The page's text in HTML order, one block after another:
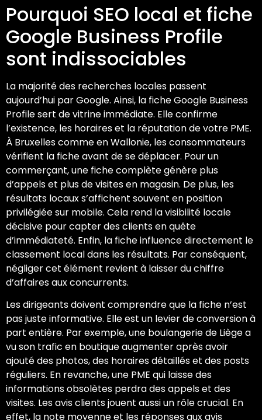
Pourquoi SEO local et fiche
Google Business Profile
sont indissociables
La majorité des recherches locales passent
aujourd’hui par Google. Ainsi, la fiche Google Business
Profile sert de vitrine immédiate. Elle confirme
l’existence, les horaires et la réputation de votre PME.
À Bruxelles comme en Wallonie, les consommateurs
vérifient la fiche avant de se déplacer. Pour un
commerçant, une fiche complète génère plus
d’appels et plus de visites en magasin. De plus, les
résultats locaux s’affichent souvent en position
privilégiée sur mobile. Cela rend la visibilité locale
décisive pour capter des clients en quête
d’immédiateté. Enfin, la fiche influence directement le
classement local dans les résultats. Par conséquent,
négliger cet élément revient à laisser du chiffre
d’affaires aux concurrents.
Les dirigeants doivent comprendre que la fiche n’est
pas juste informative. Elle est un levier de conversion à
part entière. Par exemple, une boulangerie de Liège a
vu son trafic en boutique augmenter après avoir
ajouté des photos, des horaires détaillés et des posts
réguliers. En revanche, une PME qui laisse des
informations obsolètes perdra des appels et des
visites. Les avis clients jouent aussi un rôle crucial. En
effet, la note moyenne et les réponses aux avis